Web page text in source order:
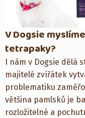
V Dogsie
tetrapaky?
I nám v Dogsie
majitelé zvířátek
problematiku
většina pamlsků je
rozložitelné a